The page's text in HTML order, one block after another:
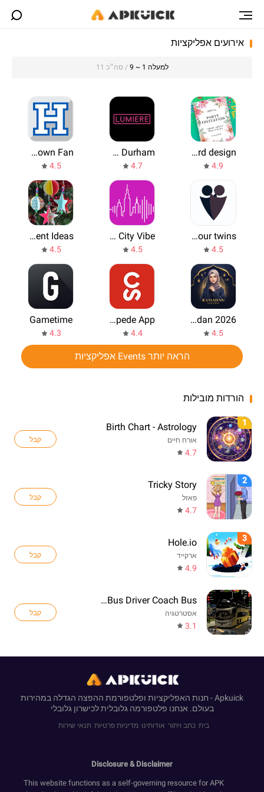
אירועים אפליקציות
למעלה 1 ~ 9 / סה״כ 11
Invitation maker & Card design
4.9
Lumiere Durham
4.7
HomeTown Fan
4.5
Twiny - Find your twins
4.5
My City Vibe
4.5
Christmas Ornament Ideas
4.5
Photo Frames Ramadan 2026
4.5
Stampede App
4.4
Gametime
4.3
הראה יותר Events אפליקציות
הורדות מובילות
1
Birth Chart - Astrology
אורח חיים
4.7
קבל
2
Tricky Story
פאזל
4.7
קבל
3
Hole.io
ארקייד
4.9
קבל
Real Bus Driver Coach Bus
אסטרטגיה
3.1
קבל
Apkuick - חנות האפליקציות ופלטפורמת ההפצה הגדלה במהירות
בעולם. אנחנו פלטפורמה גלובלית לכישרון גלובלי
בית כתב ויתור אודותינו מדיניות פרטיות תנאי שירות
Disclosure & Disclaimer
This website functions as a self-governing resource for APK